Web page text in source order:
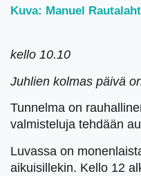
Kuva: Manuel
kello 10.10
Juhlien kolmas päivä
Tunnelma on
valmisteluja tehdään
Luvassa on
aikuisillekin. Kello 12